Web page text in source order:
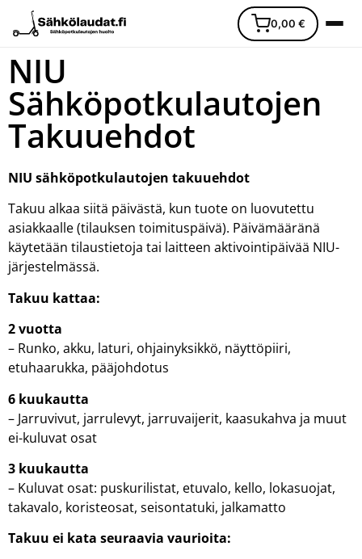
0,00 €
Etusivu
Ajoneuvot
Varaosat
Lisävarusteet
Huoltopalvelu
Yrityksille
Yhteystiedot
NIU
Sähköpotkulautojen
Takuuehdot
NIU sähköpotkulautojen takuuehdot
Takuu alkaa siitä päivästä, kun tuote on luovutettu
asiakkaalle (tilauksen toimituspäivä). Päivämääränä
käytetään tilaustietoja tai laitteen aktivointipäivää NIU-
järjestelmässä.
Takuu kattaa:
2 vuotta
– Runko, akku, laturi, ohjainyksikkö, näyttöpiiri,
etuhaarukka, pääjohdotus
6 kuukautta
– Jarruvivut, jarrulevyt, jarruvaijerit, kaasukahva ja muut
ei-kuluvat osat
3 kuukautta
– Kuluvat osat: puskurilistat, etuvalo, kello, lokasuojat,
takavalo, koristeosat, seisontatuki, jalkamatto
Takuu ei kata seuraavia vaurioita: